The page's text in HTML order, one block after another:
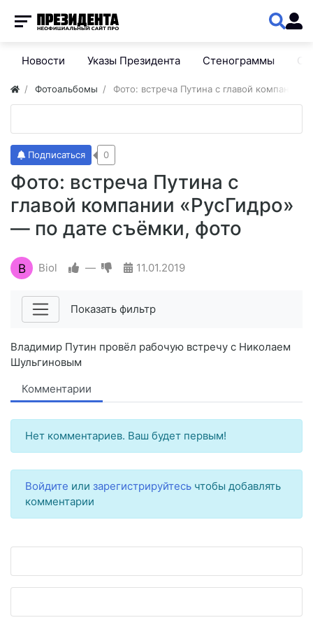
Новости Указы Президента Стенограммы
Фотоальбомы Фото: встреча Путина с главой компании
Фото: встреча Путина с
главой компании «РусГидро»
— по дате съёмки, фото
Подписаться 0
B Biol — 11.01.2019
Показать фильтр
Владимир Путин провёл рабочую встречу с Николаем
Шульгиновым
Комментарии
Нет комментариев. Ваш будет первым!
Войдите или зарегистрируйтесь чтобы добавлять
комментарии